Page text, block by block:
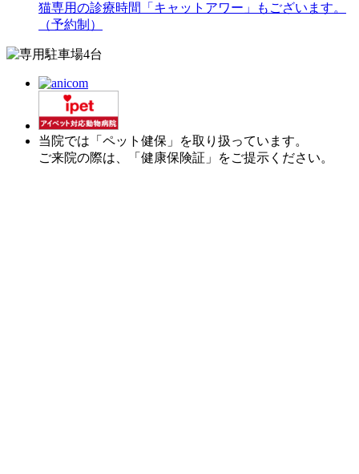
猫専用の診療時間「キャットアワー」もございます。
（予約制）
当院では「ペット健保」を取り扱っています。
ご来院の際は、「健康保険証」をご提示ください。